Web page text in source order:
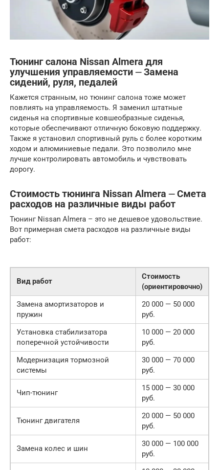
Тюнинг салона Nissan Almera для
улучшения управляемости ⏤ Замена
сидений, руля, педалей
Кажется странным, но тюнинг салона тоже может
повлиять на управляемость. Я заменил штатные
сиденья на спортивные ковшеобразные сиденья,
которые обеспечивают отличную боковую поддержку.
Также я установил спортивный руль с более коротким
ходом и алюминиевые педали. Это позволило мне
лучше контролировать автомобиль и чувствовать
дорогу.
Стоимость тюнинга Nissan Almera ⏤ Смета
расходов на различные виды работ
Тюнинг Nissan Almera – это не дешевое удовольствие.
Вот примерная смета расходов на различные виды
работ:
Вид работ
Стоимость
(ориентировочно)
Замена амортизаторов и
пружин
20 000 — 50 000
руб.
Установка стабилизатора
поперечной устойчивости
10 000 — 20 000
руб.
Модернизация тормозной
системы
30 000 — 70 000
руб.
Чип-тюнинг
15 000 — 30 000
руб.
Тюнинг двигателя
20 000 — 50 000
руб.
Замена колес и шин
30 000 — 100 000
руб.